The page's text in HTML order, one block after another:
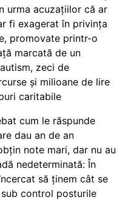
urma acuzațiilor că ar
fi exagerat în privința
promovate printr-o
marcată de un
zeci de
și milioane de lire
caritabile
cum le răspunde
dau an de an
note mari, dar nu au
nedeterminată: În
să ținem cât se
control posturile